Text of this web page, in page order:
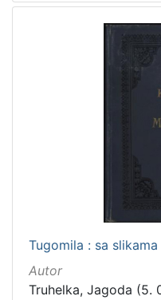
Tugomila : sa
Autor
Truhelka, Jagoda (5.